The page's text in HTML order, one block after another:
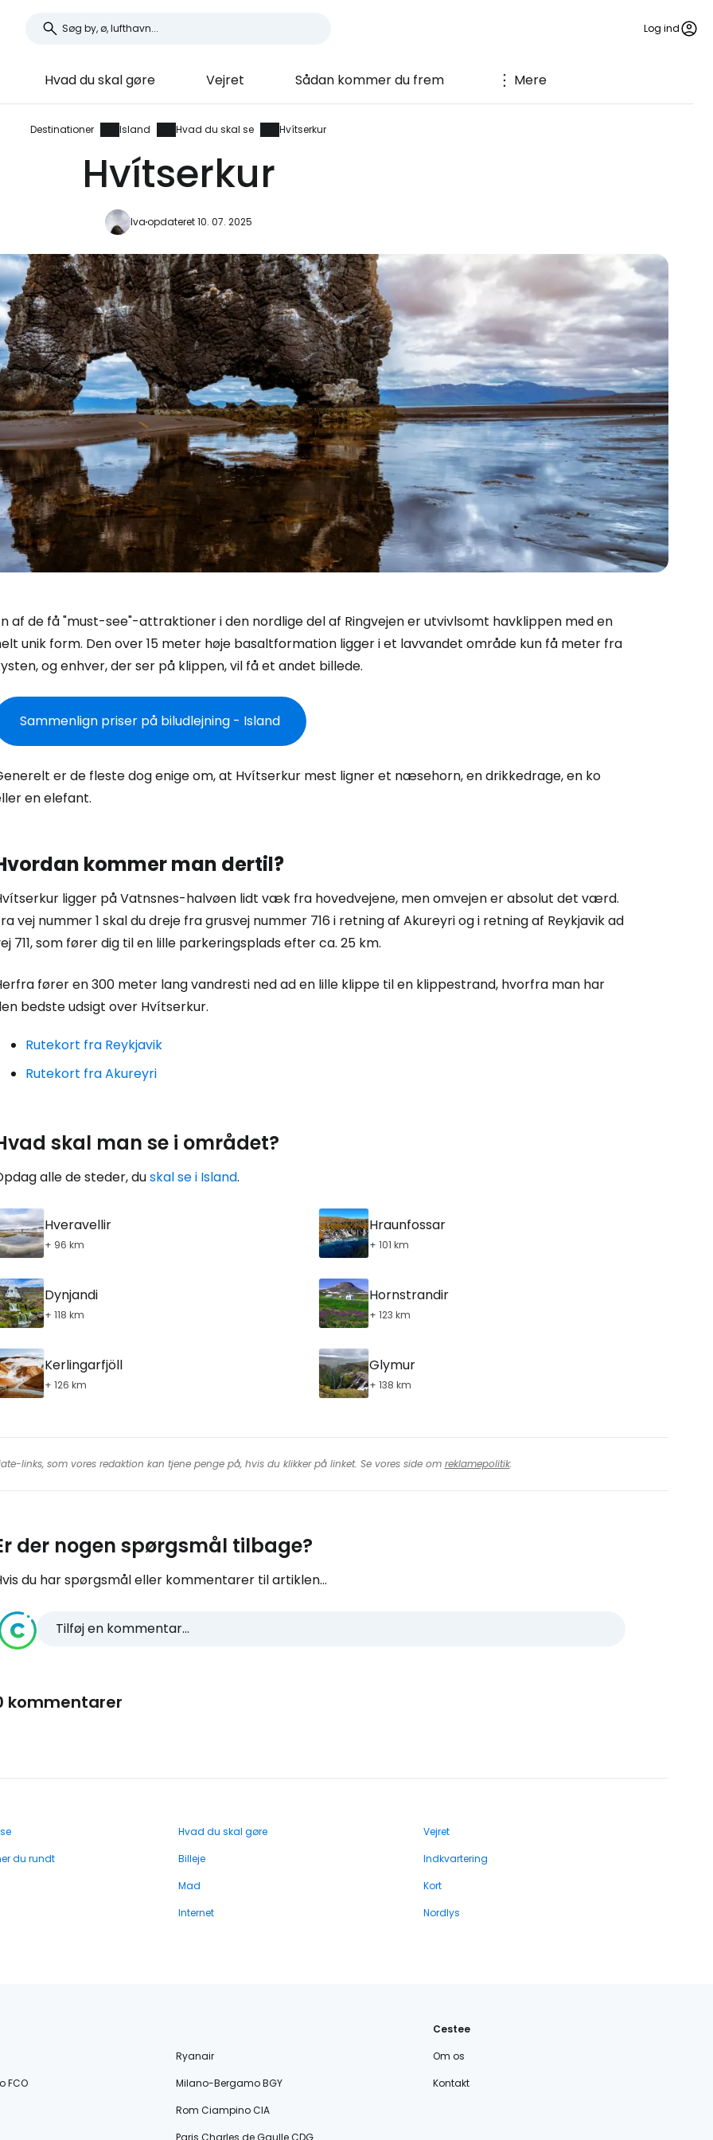
Log ind
Hvad du skal gøre Vejret Sådan kommer du frem Mere
Destinationer Island Hvad du skal se Hvítserkur
Hvítserkur
Ivaopdateret 10. 07. 2025
af de få "must-see"-attraktioner i den nordlige del af Ringvejen er utvivlsomt havklippen med en
unik form. Den over 15 meter høje basaltformation ligger i et lavvandet område kun få meter fra
og enhver, der ser på klippen, vil få et andet billede.
Sammenlign priser på biludlejning - Island
er de fleste dog enige om, at Hvítserkur mest ligner et næsehorn, en drikkedrage, en ko
en elefant.
kommer man dertil?
ligger på Vatnsnes-halvøen lidt væk fra hovedvejene, men omvejen er absolut det værd.
vej nummer 1 skal du dreje fra grusvej nummer 716 i retning af Akureyri og i retning af Reykjavik ad
711, som fører dig til en lille parkeringsplads efter ca. 25 km.
fører en 300 meter lang vandresti ned ad en lille klippe til en klippestrand, hvorfra man har
bedste udsigt over Hvítserkur.
Rutekort fra Reykjavik
Rutekort fra Akureyri
skal man se i området?
alle de steder, duskal se i Island.
Hveravellir
+ 96 km
Hraunfossar
+ 101 km
Dynjandi
+ 118 km
Hornstrandir
+ 123 km
Kerlingarfjöll
+ 126 km
Glymur
+ 138 km
links, som vores redaktion kan tjene penge på, hvis du klikker på linket. Se vores side om reklamepolitik.
der nogen spørgsmål tilbage?
du har spørgsmål eller kommentarer til artiklen...
Tilføj en kommentar...
kommentarer
Hvad du skal gøre
Vejret
du rundt Billeje
Indkvartering
Mad
Kort
Internet Nordlys
Ryanair
FCO
Milano-Bergamo BGY
Rom Ciampino CIA
Paris Charles de Gaulle CDG
Cestee
Om os
Kontakt
Log ind på Cestee
... det verdensomspændende rejsefællesskab